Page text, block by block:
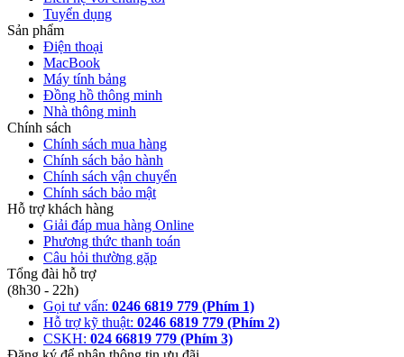
Tuyển dụng
Sản phẩm
Điện thoại
MacBook
Máy tính bảng
Đồng hồ thông minh
Nhà thông minh
Chính sách
Chính sách mua hàng
Chính sách bảo hành
Chính sách vận chuyển
Chính sách bảo mật
Hỗ trợ khách hàng
Giải đáp mua hàng Online
Phương thức thanh toán
Câu hỏi thường gặp
Tổng đài hỗ trợ
(8h30 - 22h)
Gọi tư vấn: 0246 6819 779 (Phím 1)
Hỗ trợ kỹ thuật: 0246 6819 779 (Phím 2)
CSKH: 024 66819 779 (Phím 3)